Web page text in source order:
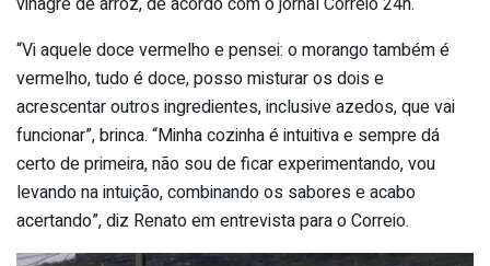
“Vi aquele doce vermelho e pensei: o morango também é
vermelho, tudo é doce, posso misturar os dois e
acrescentar outros ingredientes, inclusive azedos, que vai
funcionar”, brinca. “Minha cozinha é intuitiva e sempre dá
certo de primeira, não sou de ficar experimentando, vou
levando na intuição, combinando os sabores e acabo
acertando”, diz Renato em entrevista para o Correio.